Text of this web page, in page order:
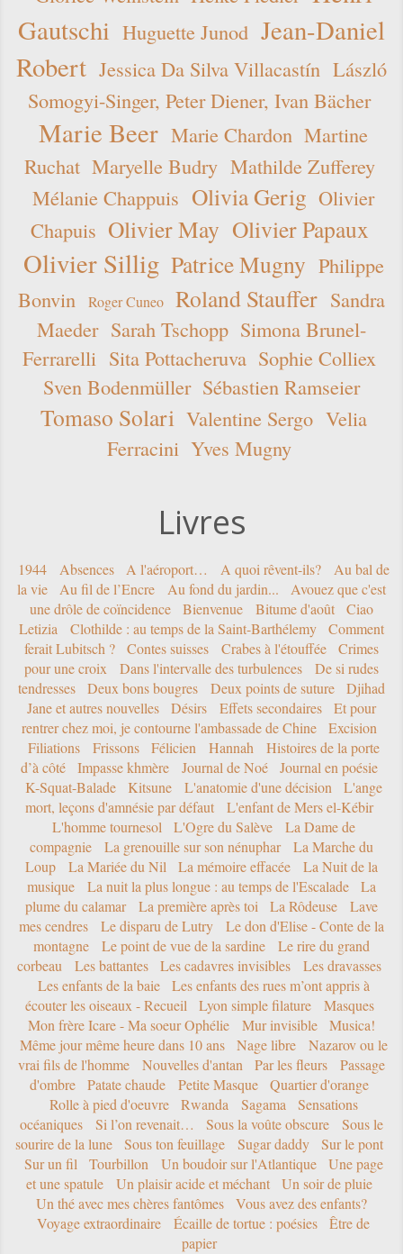
Gautschi Huguette Junod Jean-Daniel
Robert Jessica Da Silva Villacastín László
Somogyi-Singer, Peter Diener, Ivan Bächer
Marie Beer Marie Chardon Martine
Ruchat Maryelle Budry Mathilde Zufferey
Mélanie Chappuis Olivia Gerig Olivier
Chapuis Olivier May Olivier Papaux
Olivier Sillig Patrice Mugny Philippe
Bonvin
Roger Cuneo Roland Stauffer Sandra
Maeder Sarah Tschopp Simona Brunel-
Ferrarelli Sita Pottacheruva Sophie Colliex
Sven Bodenmüller Sébastien Ramseier
Tomaso Solari Valentine Sergo Velia
Ferracini Yves Mugny
Livres
1944 Absences A l'aéroport… A quoi rêvent-ils?
Au bal de
la vie
Au fil de l’Encre Au fond du jardin...
Avouez que c'est
une drôle de coïncidence
Bienvenue Bitume d'août
Ciao
Letizia
Clothilde : au temps de la Saint-Barthélemy
Comment
ferait Lubitsch ?
Contes suisses Crabes à l'étouffée
Crimes
pour une croix
Dans l'intervalle des turbulences
De si rudes
tendresses
Deux bons bougres Deux points de suture
Djihad
Jane et autres nouvelles
Désirs Effets secondaires
Et pour
rentrer chez moi, je contourne l'ambassade de Chine
Excision
Filiations
Frissons Félicien Hannah
Histoires de la porte
d’à côté
Impasse khmère Journal de Noé
Journal en poésie
K-Squat-Balade
Kitsune L'anatomie d'une décision
L'ange
mort, leçons d'amnésie par défaut
L'enfant de Mers el-Kébir
L'homme tournesol
L'Ogre du Salève
La Dame de
compagnie
La grenouille sur son nénuphar
La Marche du
Loup
La Mariée du Nil La mémoire effacée
La Nuit de la
musique
La nuit la plus longue : au temps de l'Escalade
La
plume du calamar
La première après toi La Rôdeuse
Lave
mes cendres
Le disparu de Lutry
Le don d'Elise - Conte de la
montagne
Le point de vue de la sardine
Le rire du grand
corbeau
Les battantes Les cadavres invisibles
Les dravasses
Les enfants de la baie
Les enfants des rues m’ont appris à
écouter les oiseaux - Recueil
Lyon simple filature
Masques
Mon frère Icare - Ma soeur Ophélie
Mur invisible
Musica!
Même jour même heure dans 10 ans
Nage libre
Nazarov ou le
vrai fils de l'homme
Nouvelles d'antan Par les fleurs
Passage
d'ombre
Patate chaude Petite Masque
Quartier d'orange
Rolle à pied d'oeuvre
Rwanda Sagama
Sensations
océaniques
Si l’on revenait… Sous la voûte obscure
Sous le
sourire de la lune
Sous ton feuillage Sugar daddy
Sur le pont
Sur un fil
Tourbillon Un boudoir sur l'Atlantique
Une page
et une spatule
Un plaisir acide et méchant
Un soir de pluie
Un thé avec mes chères fantômes
Vous avez des enfants?
Voyage extraordinaire
Écaille de tortue : poésies
Être de
papier